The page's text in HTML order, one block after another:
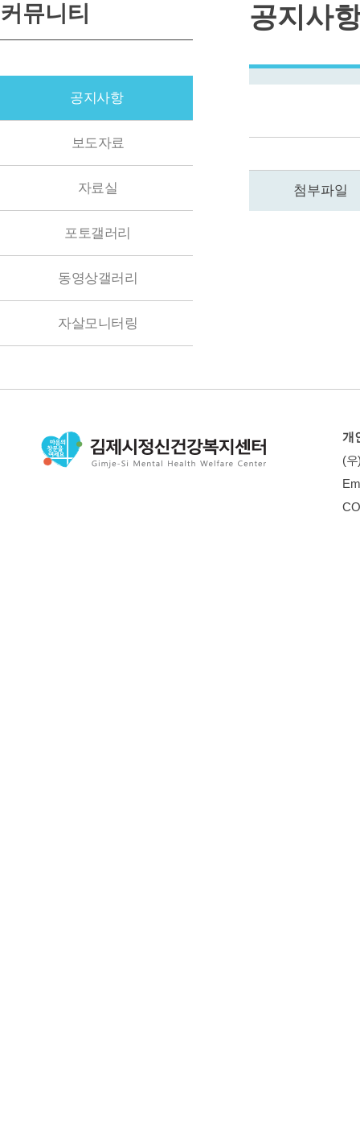
커뮤니티
공지사항
보도자료
자료실
포토갤러리
동영상갤러리
자살모니터링
공지사
첨부파일
개
(